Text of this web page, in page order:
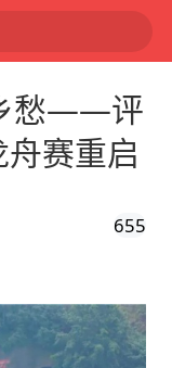
愁——评
赛重启
655